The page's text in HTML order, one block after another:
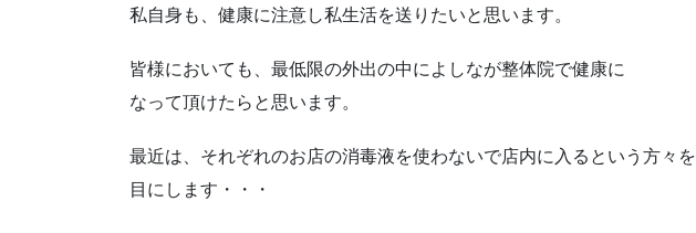
私自身も、健康に注意し私生活を送りたいと思います。
皆様においても、最低限の外出の中によしなが整体院で健康に
なって頂けたらと思います。
最近は、それぞれのお店の消毒液を使わないで店内に入るという方々を
目にします・・・